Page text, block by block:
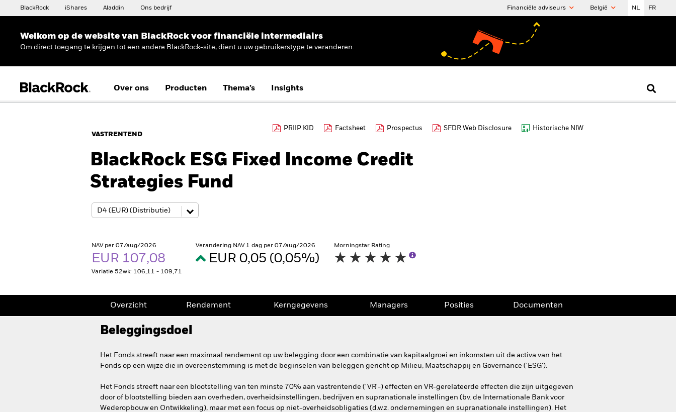
BlackRock iShares Aladdin Ons bedrijf Financiële adviseurs België NL FR
Welkom op de website van BlackRock voor financiële intermediairs
Om direct toegang te krijgen tot een andere BlackRock-site, dient u uw gebruikerstype te veranderen.
Over ons Producten Thema’s Insights
VASTRENTEND
PRIIP KID Factsheet Prospectus SFDR Web Disclosure Historische NIW
BlackRock ESG Fixed Income Credit
Strategies Fund
NAV per 07/aug/2026
EUR 107,08
Variatie 52wk: 106,11 - 109,71
Verandering NAV 1 dag per 07/aug/2026
EUR 0,05 (0,05%)
Morningstar Rating
Overzicht Rendement Kerngegevens Managers Posities Documenten
Beleggingsdoel
Het Fonds streeft naar een maximaal rendement op uw belegging door een combinatie van kapitaalgroei en inkomsten uit de activa van het
Fonds op een wijze die in overeenstemming is met de beginselen van beleggen gericht op Milieu, Maatschappij en Governance ('ESG').
Het Fonds streeft naar een blootstelling van ten minste 70% aan vastrentende ('VR'-) effecten en VR-gerelateerde effecten die zijn uitgegeven
door of blootstelling bieden aan overheden, overheidsinstellingen, bedrijven en supranationale instellingen (bv. de Internationale Bank voor
Wederopbouw en Ontwikkeling), maar met een focus op niet-overheidsobligaties (d.w.z. ondernemingen en supranationale instellingen). Het